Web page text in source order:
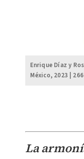
Enrique Díaz y
México, 2023 |
La